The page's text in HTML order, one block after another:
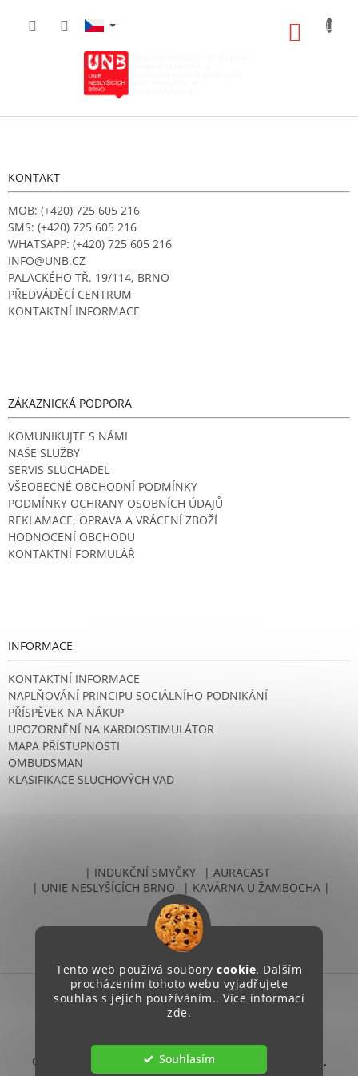
Tento web používá soubory cookie. Dalším
procházením tohoto webu vyjadřujete
souhlas s jejich používáním.. Více informací
zde.
Souhlasím
Z
KONTAKT
MOB: (+420) 725 605 216
SMS: (+420) 725 605 216
WHATSAPP: (+420) 725 605 216
INFO@UNB.CZ
PALACKÉHO TŘ. 19/114, BRNO
PŘEDVÁDĚCÍ CENTRUM
KONTAKTNÍ INFORMACE
ZÁKAZNICKÁ PODPORA
KOMUNIKUJTE S NÁMI
NAŠE SLUŽBY
SERVIS SLUCHADEL
VŠEOBECNÉ OBCHODNÍ PODMÍNKY
PODMÍNKY OCHRANY OSOBNÍCH ÚDAJŮ
REKLAMACE, OPRAVA A VRÁCENÍ ZBOŽÍ
HODNOCENÍ OBCHODU
KONTAKTNÍ FORMULÁŘ
INFORMACE
KONTAKTNÍ INFORMACE
NAPLŇOVÁNÍ PRINCIPU SOCIÁLNÍHO PODNIKÁNÍ
PŘÍSPĚVEK NA NÁKUP
UPOZORNĚNÍ NA KARDIOSTIMULÁTOR
MAPA PŘÍSTUPNOSTI
OMBUDSMAN
KLASIFIKACE SLUCHOVÝCH VAD
| INDUKČNÍ SMYČKY
| AURACAST
| UNIE NESLYŠÍCÍCH BRNO
| KAVÁRNA U ŽAMBOCHA |
Vytvořil Shoptet
Copyright 2026
Unie neslyšících Brno, sociální podnik,